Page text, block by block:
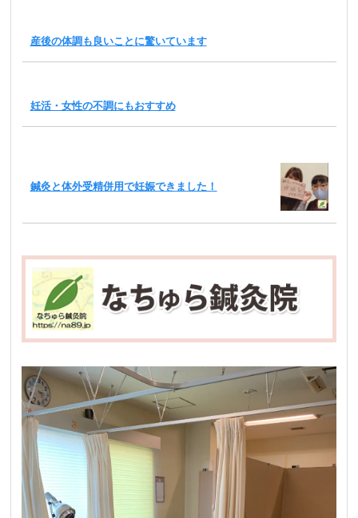
産後の体調も良いことに驚いています
妊活・女性の不調にもおすすめ
鍼灸と体外受精併用で妊娠できました！